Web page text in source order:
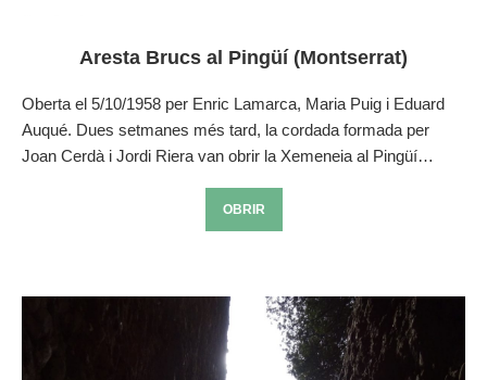
Aresta Brucs al Pingüí (Montserrat)
Oberta el 5/10/1958 per Enric Lamarca, Maria Puig i Eduard
Auqué. Dues setmanes més tard, la cordada formada per
Joan Cerdà i Jordi Riera van obrir la Xemeneia al Pingüí…
OBRIR